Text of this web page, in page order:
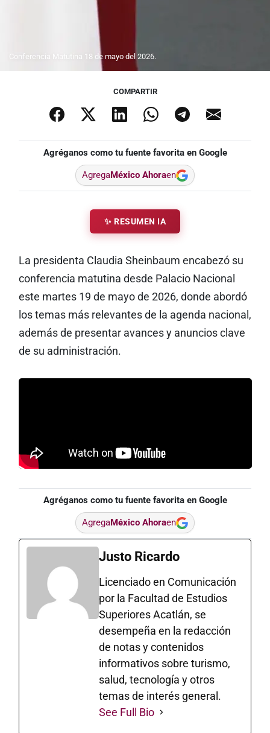
Conferencia Matutina 18 de mayo del 2026.
COMPARTIR
Agréganos como tu fuente favorita en Google
AgregaMéxico Ahoraen
✨ RESUMEN IA
La presidenta Claudia Sheinbaum encabezó su
conferencia matutina desde Palacio Nacional
este martes 19 de mayo de 2026, donde abordó
los temas más relevantes de la agenda nacional,
además de presentar avances y anuncios clave
de su administración.
Agréganos como tu fuente favorita en Google
AgregaMéxico Ahoraen
Justo Ricardo
Licenciado en Comunicación
por la Facultad de Estudios
Superiores Acatlán, se
desempeña en la redacción
de notas y contenidos
informativos sobre turismo,
salud, tecnología y otros
temas de interés general.
See Full Bio